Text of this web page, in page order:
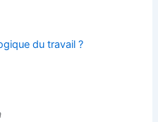
du travail ?